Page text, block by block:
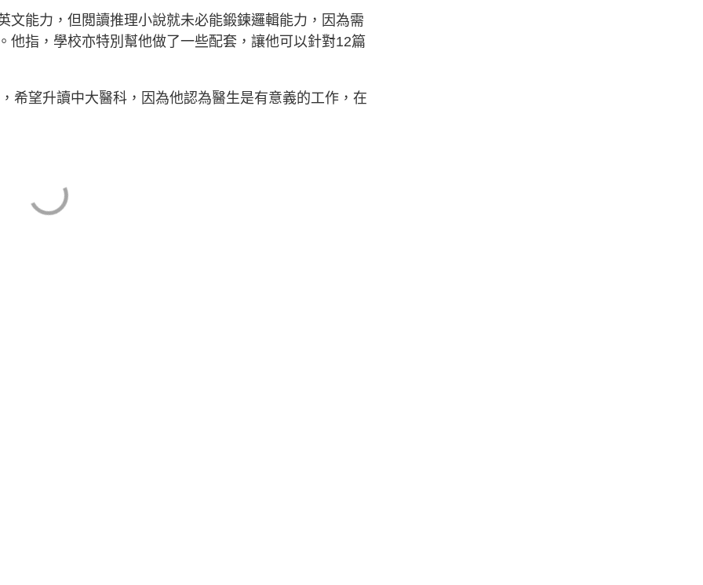
文能力，但閲讀推理小說就未必能鍛鍊邏輯能力，因為需
他指，學校亦特別幫他做了一些配套，讓他可以針對12篇
希望升讀中大醫科，因為他認為醫生是有意義的工作，在